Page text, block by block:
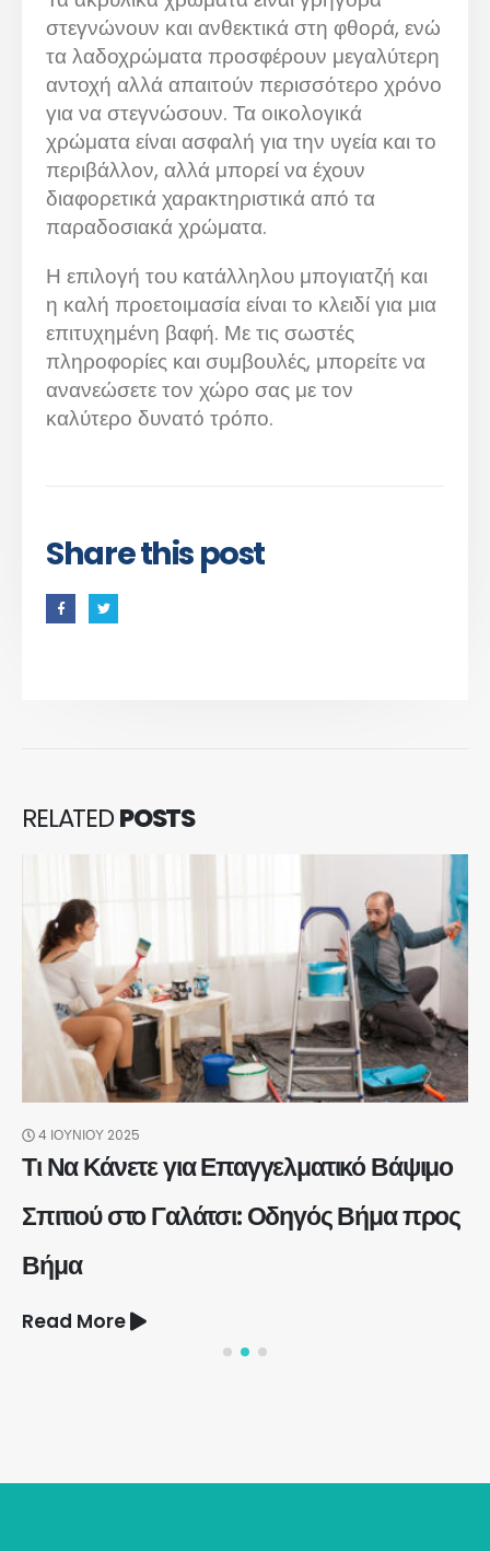
στεγνώνουν και ανθεκτικά στη φθορά, ενώ
τα λαδοχρώματα προσφέρουν μεγαλύτερη
αντοχή αλλά απαιτούν περισσότερο χρόνο
για να στεγνώσουν. Τα οικολογικά
χρώματα είναι ασφαλή για την υγεία και το
περιβάλλον, αλλά μπορεί να έχουν
διαφορετικά χαρακτηριστικά από τα
παραδοσιακά χρώματα.
Η επιλογή του κατάλληλου μπογιατζή και
η καλή προετοιμασία είναι το κλειδί για μια
επιτυχημένη βαφή. Με τις σωστές
πληροφορίες και συμβουλές, μπορείτε να
ανανεώσετε τον χώρο σας με τον
καλύτερο δυνατό τρόπο.
Share this post
RELATEDPOSTS
4 ΙΟΥΝΊΟΥ 2025
Τι Να Κάνετε για Επαγγελματικό Βάψιμο
Σπιτιού στο Γαλάτσι: Οδηγός Βήμα προς
Βήμα
Read More